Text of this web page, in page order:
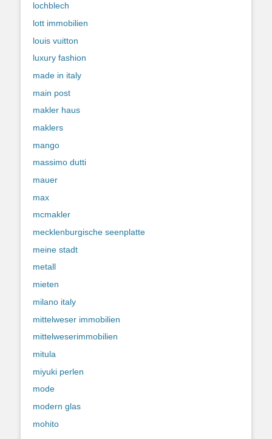
lochblech
lott immobilien
louis vuitton
luxury fashion
made in italy
main post
makler haus
maklers
mango
massimo dutti
mauer
max
mcmakler
mecklenburgische seenplatte
meine stadt
metall
mieten
milano italy
mittelweser immobilien
mittelweserimmobilien
mitula
miyuki perlen
mode
modern glas
mohito